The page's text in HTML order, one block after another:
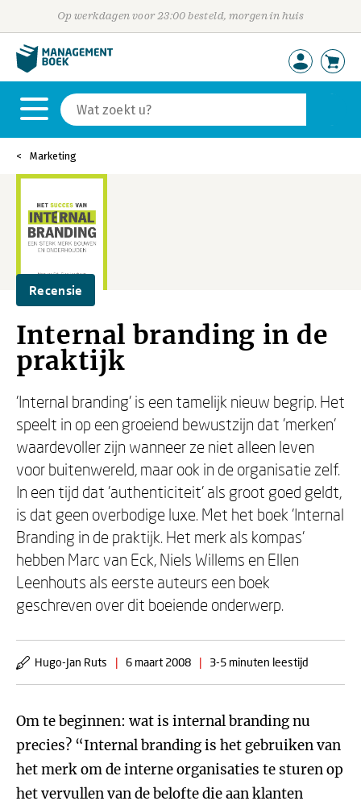
Op werkdagen voor 23:00 besteld, morgen in huis
Marketing
Recensie
Internal branding in de
praktijk
'Internal branding' is een tamelijk nieuw begrip. Het
speelt in op een groeiend bewustzijn dat 'merken'
waardevoller zijn wanneer ze niet alleen leven
voor buitenwereld, maar ook in de organisatie zelf.
In een tijd dat 'authenticiteit' als groot goed geldt,
is dat geen overbodige luxe. Met het boek 'Internal
Branding in de praktijk. Het merk als kompas'
hebben Marc van Eck, Niels Willems en Ellen
Leenhouts als eerste auteurs een boek
geschreven over dit boeiende onderwerp.
Hugo-Jan Ruts | 6 maart 2008 | 3-5 minuten leestijd
Om te beginnen: wat is internal branding nu
precies? “Internal branding is het gebruiken van
het merk om de interne organisaties te sturen op
het vervullen van de belofte die aan klanten